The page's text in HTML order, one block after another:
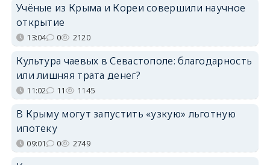
Учёные из Крыма и Кореи совершили научное
открытие
13:04 0 2120
Культура чаевых в Севастополе: благодарность
или лишняя трата денег?
11:02 11 1145
В Крыму могут запустить «узкую» льготную
ипотеку
09:01 0 2749